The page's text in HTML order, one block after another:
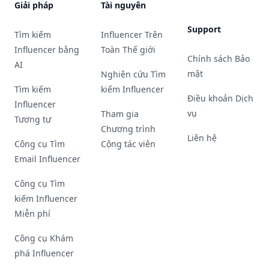
Giải pháp
Tìm kiếm
Influencer bằng
AI
Tìm kiếm
Influencer
Tương tự
Công cụ Tìm
Email Influencer
Công cụ Tìm
kiếm Influencer
Miễn phí
Công cụ Khám
phá Influencer
Tài nguyên
Influencer Trên
Toàn Thế giới
Nghiên cứu Tìm
kiếm Influencer
Tham gia
Chương trình
Cộng tác viên
Support
Chính sách Bảo
mật
Điều khoản Dịch
vụ
Liên hệ